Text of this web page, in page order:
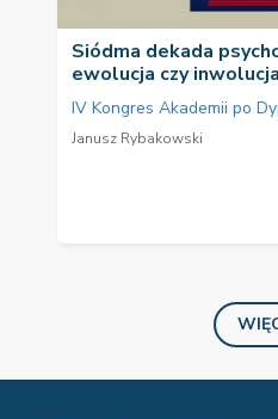
Siódma dekada
ewolucja czy
IV Kongres Akademii po
Janusz Rybakowski